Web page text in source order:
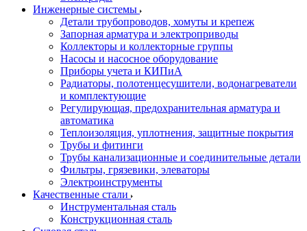
Инженерные системы
Детали трубопроводов, хомуты и крепеж
Запорная арматура и электроприводы
Коллекторы и коллекторные группы
Насосы и насосное оборудование
Приборы учета и КИПиА
Радиаторы, полотенцесушители, водонагреватели
и комплектующие
Регулирующая, предохранительная арматура и
автоматика
Теплоизоляция, уплотнения, защитные покрытия
Трубы и фитинги
Трубы канализационные и соединительные детали
Фильтры, грязевики, элеваторы
Электроинструменты
Качественные стали
Инструментальная сталь
Конструкционная сталь